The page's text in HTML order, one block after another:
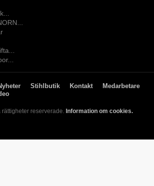
Stihlbutik Kontakt
Medarbetare
reserverade. Information om cookies.